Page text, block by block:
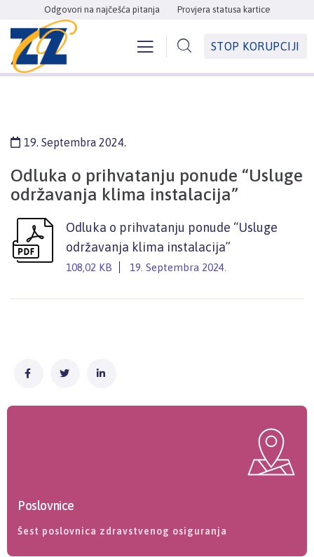
Odgovori na najčešća pitanja Provjera statusa kartice
STOP KORUPCIJI
19. Septembra 2024.
Odluka o prihvatanju ponude “Usluge
održavanja klima instalacija”
Odluka o prihvatanju ponude “Usluge
održavanja klima instalacija”
108,02 KB 19. Septembra 2024.
Poslovnice
Šest poslovnica zdravstvenog osiguranja